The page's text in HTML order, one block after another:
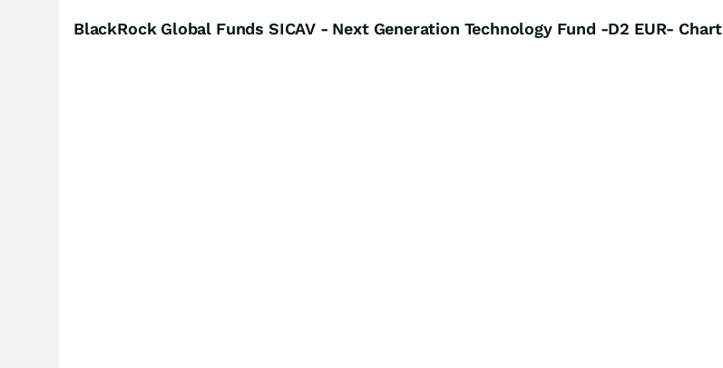
BlackRock Global Funds SICAV - Next Generation Technology Fund -D2 EUR- Chart